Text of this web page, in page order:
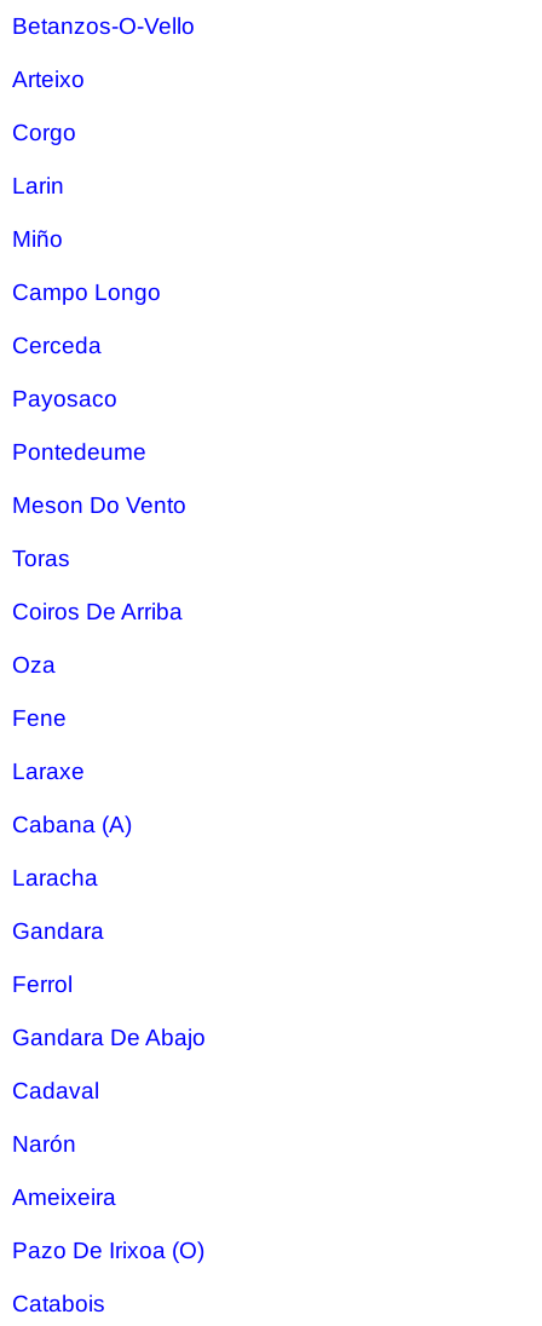
Betanzos-O-Vello
Arteixo
Corgo
Larin
Miño
Campo Longo
Cerceda
Payosaco
Pontedeume
Meson Do Vento
Toras
Coiros De Arriba
Oza
Fene
Laraxe
Cabana (A)
Laracha
Gandara
Ferrol
Gandara De Abajo
Cadaval
Narón
Ameixeira
Pazo De Irixoa (O)
Catabois